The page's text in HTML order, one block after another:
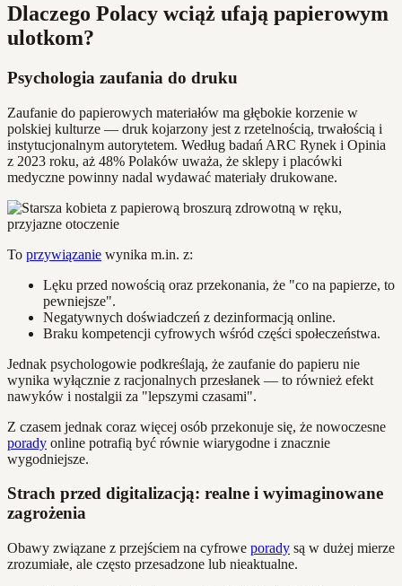
Dlaczego Polacy wciąż ufają papierowym
ulotkom?
Psychologia zaufania do druku
Zaufanie do papierowych materiałów ma głębokie korzenie w
polskiej kulturze — druk kojarzony jest z rzetelnością, trwałością i
instytucjonalnym autorytetem. Według badań ARC Rynek i Opinia
z 2023 roku, aż 48% Polaków uważa, że sklepy i placówki
medyczne powinny nadal wydawać materiały drukowane.
To przywiązanie wynika m.in. z:
Lęku przed nowością oraz przekonania, że "co na papierze, to
pewniejsze".
Negatywnych doświadczeń z dezinformacją online.
Braku kompetencji cyfrowych wśród części społeczeństwa.
Jednak psychologowie podkreślają, że zaufanie do papieru nie
wynika wyłącznie z racjonalnych przesłanek — to również efekt
nawyków i nostalgii za "lepszymi czasami".
Z czasem jednak coraz więcej osób przekonuje się, że nowoczesne
porady online potrafią być równie wiarygodne i znacznie
wygodniejsze.
Strach przed digitalizacją: realne i wyimaginowane
zagrożenia
Obawy związane z przejściem na cyfrowe porady są w dużej mierze
zrozumiałe, ale często przesadzone lub nieaktualne.